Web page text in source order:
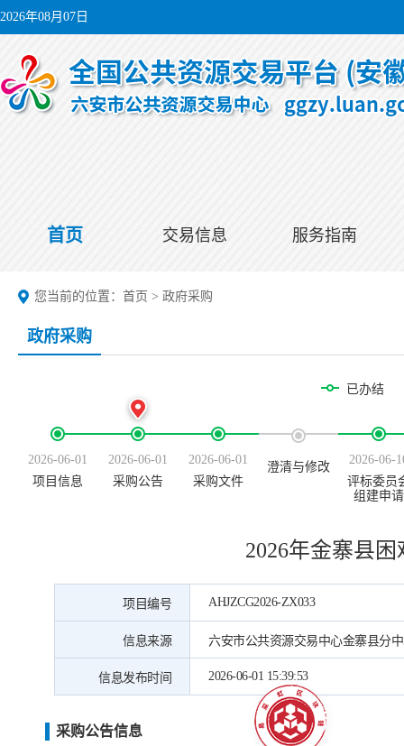
2026年08月07日
首页 交易信息 服务指南
您当前的位置： 首页 > 政府采购
政府采购
已办结
2026-06-01
项目信息
2026-06-01
采购公告
2026-06-01
采购文件
澄清与修改
2026-06-
评标委员
组建申请
2026年金寨县
项目编号 AHJZCG2026-ZX033
信息来源 六安市公共资源交易中心金寨县分
信息发布时间 2026-06-01 15:39:53
采购公告信息